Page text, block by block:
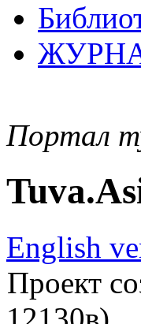
Портал
English
Проект